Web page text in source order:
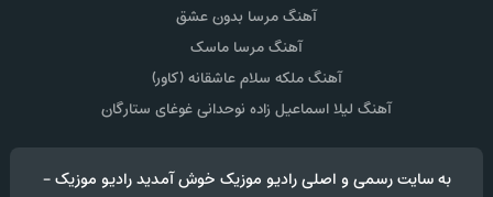
آهنگ مرسا بدون عشق
آهنگ مرسا ماسک
آهنگ ملکه سلام عاشقانه (کاور)
آهنگ لیلا اسماعیل زاده نوحدانی غوغای ستارگان
به سایت رسمی و اصلی رادیو موزیک خوش آمدید رادیو موزیک -